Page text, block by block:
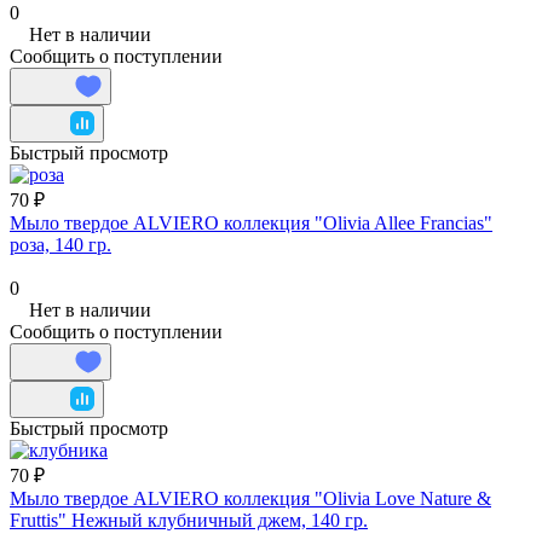
0
Нет в наличии
Сообщить о поступлении
Быстрый просмотр
70 ₽
Мыло твердое ALVIERO коллекция "Olivia Allee Francias"
роза, 140 гр.
0
Нет в наличии
Сообщить о поступлении
Быстрый просмотр
70 ₽
Мыло твердое ALVIERO коллекция "Olivia Love Nature &
Fruttis" Нежный клубничный джем, 140 гр.